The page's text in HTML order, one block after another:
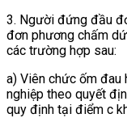
3. Người đứng đầu
đơn phương chấm
các trường hợp sau:
a) Viên chức ốm đau
nghiệp theo quyết
quy định tại điểm c